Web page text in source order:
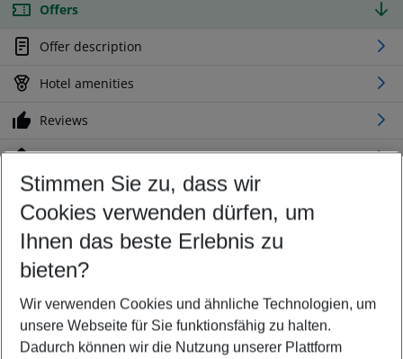
Offers
Offer description
Hotel amenities
Reviews
Location
Customize your offer
Find the perfect deal which suits your best
Your departure airport
Any airport
Select your date range
08/08/26–06/08/27 5-8 nights
Stimmen Sie zu, dass wir
Cookies verwenden dürfen, um
Ihnen das beste Erlebnis zu
bieten?
Wir verwenden Cookies und ähnliche Technologien, um
unsere Webseite für Sie funktionsfähig zu halten.
Dadurch können wir die Nutzung unserer Plattform